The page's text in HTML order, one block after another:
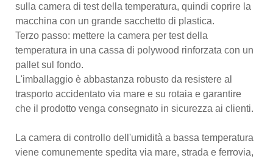
sulla camera di test della temperatura, quindi coprire la
macchina con un grande sacchetto di plastica.
Terzo passo: mettere la camera per test della
temperatura in una cassa di polywood rinforzata con un
pallet sul fondo.
L'imballaggio è abbastanza robusto da resistere al
trasporto accidentato via mare e su rotaia e garantire
che il prodotto venga consegnato in sicurezza ai clienti.
La camera di controllo dell'umidità a bassa temperatura
viene comunemente spedita via mare, strada e ferrovia,